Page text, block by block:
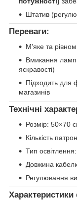
Штатив
Переваги:
М’яке та
Вмикання
яскравості)
Підходить для
магазинів
Технічні
Розмір: 50×70
Кількість
Тип
Довжина
Регулювання